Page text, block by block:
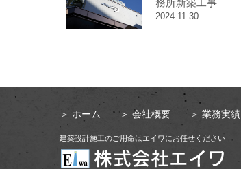
務所新築工事
2024.11.30
＞ ホーム ＞ 会社概要 ＞ 業務実績
建築設計施工のご用命はエイワにお任せください